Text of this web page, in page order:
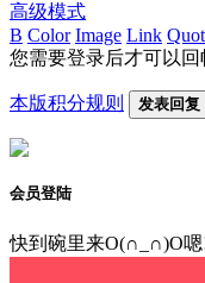
高级模式
B Color Image Link
您需要登录后才可以回
本版积分规则 发表回复
会员登陆
快到碗里来O(∩_∩)O嗯